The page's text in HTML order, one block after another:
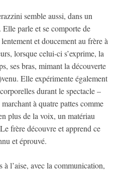
semble aussi, dans un
parle et se comporte de
et doucement au frère à
lorsque celui-ci s’exprime, la
ses bras, mimant la découverte
Elle expérimente également
durant le spectacle –
à quatre pattes comme
plus de la voix, un matériau
frère découvre et apprend ce
et éprouvé.
à l’aise, avec la communication,